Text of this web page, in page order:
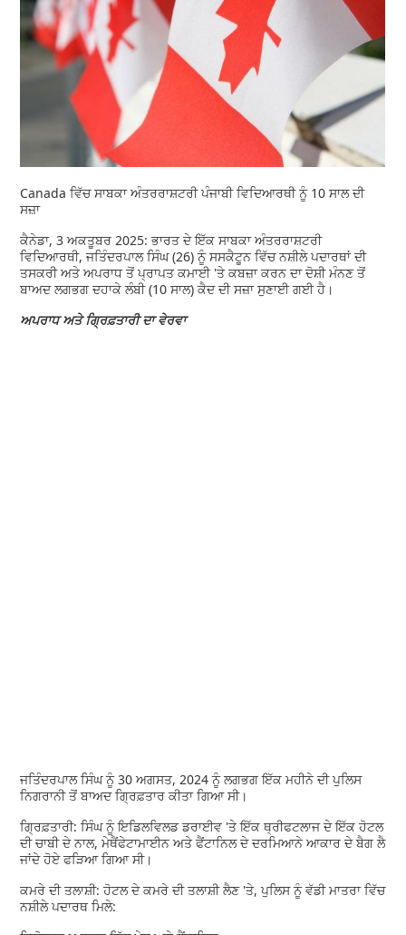
Canada ਵਿੱਚ ਸਾਬਕਾ ਅੰਤਰਰਾਸ਼ਟਰੀ ਪੰਜਾਬੀ ਵਿਦਿਆਰਥੀ ਨੂੰ 10 ਸਾਲ ਦੀ
ਸਜ਼ਾ
ਕੈਨੇਡਾ, 3 ਅਕਤੂਬਰ 2025: ਭਾਰਤ ਦੇ ਇੱਕ ਸਾਬਕਾ ਅੰਤਰਰਾਸ਼ਟਰੀ
ਵਿਦਿਆਰਥੀ, ਜਤਿੰਦਰਪਾਲ ਸਿੰਘ (26) ਨੂੰ ਸਸਕੈਟੂਨ ਵਿੱਚ ਨਸ਼ੀਲੇ ਪਦਾਰਥਾਂ ਦੀ
ਤਸਕਰੀ ਅਤੇ ਅਪਰਾਧ ਤੋਂ ਪ੍ਰਾਪਤ ਕਮਾਈ 'ਤੇ ਕਬਜ਼ਾ ਕਰਨ ਦਾ ਦੋਸ਼ੀ ਮੰਨਣ ਤੋਂ
ਬਾਅਦ ਲਗਭਗ ਦਹਾਕੇ ਲੰਬੀ (10 ਸਾਲ) ਕੈਦ ਦੀ ਸਜ਼ਾ ਸੁਣਾਈ ਗਈ ਹੈ।
ਅਪਰਾਧ ਅਤੇ ਗ੍ਰਿਫ਼ਤਾਰੀ ਦਾ ਵੇਰਵਾ
ਜਤਿੰਦਰਪਾਲ ਸਿੰਘ ਨੂੰ 30 ਅਗਸਤ, 2024 ਨੂੰ ਲਗਭਗ ਇੱਕ ਮਹੀਨੇ ਦੀ ਪੁਲਿਸ
ਨਿਗਰਾਨੀ ਤੋਂ ਬਾਅਦ ਗ੍ਰਿਫ਼ਤਾਰ ਕੀਤਾ ਗਿਆ ਸੀ।
ਗ੍ਰਿਫ਼ਤਾਰੀ: ਸਿੰਘ ਨੂੰ ਇਡਿਲਵਿਲਡ ਡਰਾਈਵ 'ਤੇ ਇੱਕ ਥ੍ਰੀਫਟਲਾਜ ਦੇ ਇੱਕ ਹੋਟਲ
ਦੀ ਚਾਬੀ ਦੇ ਨਾਲ, ਮੇਥੈਂਫੇਟਾਮਾਈਨ ਅਤੇ ਫੈਂਟਾਨਿਲ ਦੇ ਦਰਮਿਆਨੇ ਆਕਾਰ ਦੇ ਬੈਗ ਲੈ
ਜਾਂਦੇ ਹੋਏ ਫੜਿਆ ਗਿਆ ਸੀ।
ਕਮਰੇ ਦੀ ਤਲਾਸ਼ੀ: ਹੋਟਲ ਦੇ ਕਮਰੇ ਦੀ ਤਲਾਸ਼ੀ ਲੈਣ 'ਤੇ, ਪੁਲਿਸ ਨੂੰ ਵੱਡੀ ਮਾਤਰਾ ਵਿੱਚ
ਨਸ਼ੀਲੇ ਪਦਾਰਥ ਮਿਲੇ: